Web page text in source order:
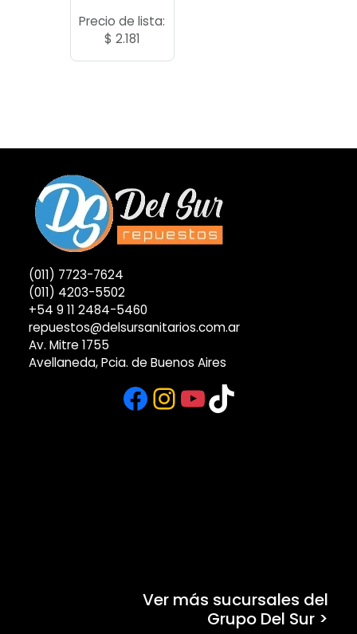
Precio de lista:
$ 2.181
(011) 7723-7624
(011) 4203-5502
+54 9 11 2484-5460
repuestos@delsursanitarios.com.ar
Av. Mitre 1755
Avellaneda, Pcia. de Buenos Aires
Facebook
Instagram
YouTube
TikTok
Ver más sucursales del
Grupo Del Sur >